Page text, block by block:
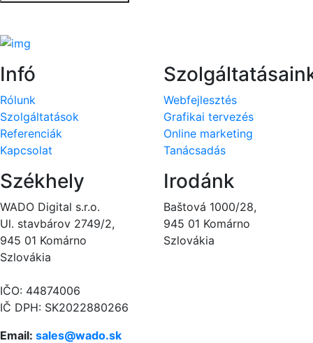
Infó
Rólunk
Szolgáltatások
Referenciák
Kapcsolat
Webfejlesztés
Grafikai tervezés
Online marketing
Tanácsadás
Székhely
WADO Digital s.r.o.
Ul. stavbárov 2749/2,
945 01 Komárno
Szlovákia
IČO: 44874006
IČ DPH: SK2022880266
Irodánk
Baštová 1000/28,
945 01 Komárno
Szlovákia
Email: sales@wado.sk